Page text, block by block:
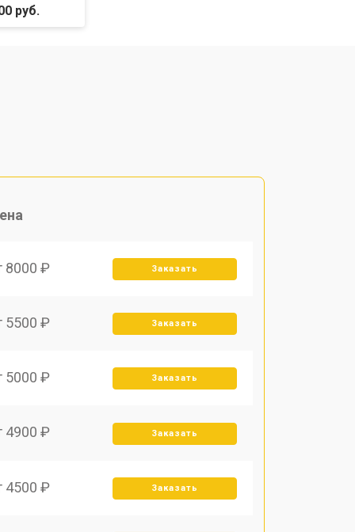
руб.
8000 ₽ Заказать
5500 ₽ Заказать
5000 ₽ Заказать
4900 ₽ Заказать
4500 ₽ Заказать